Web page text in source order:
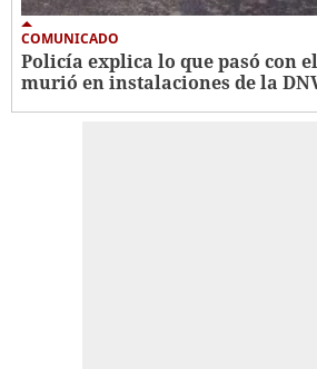
COMUNICADO
Policía explica lo que pasó con
murió en instalaciones de la